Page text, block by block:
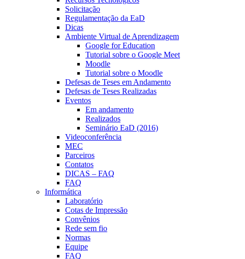
Solicitação
Regulamentação da EaD
Dicas
Ambiente Virtual de Aprendizagem
Google for Education
Tutorial sobre o Google Meet
Moodle
Tutorial sobre o Moodle
Defesas de Teses em Andamento
Defesas de Teses Realizadas
Eventos
Em andamento
Realizados
Seminário EaD (2016)
Videoconferência
MEC
Parceiros
Contatos
DICAS – FAQ
FAQ
Informática
Laboratório
Cotas de Impressão
Convênios
Rede sem fio
Normas
Equipe
FAQ